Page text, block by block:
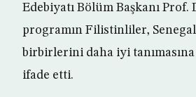
Edebiyatı Bölüm Başkanı Prof.
programın Filistinliler,
birbirlerini daha iyi tanımasına
ifade etti.